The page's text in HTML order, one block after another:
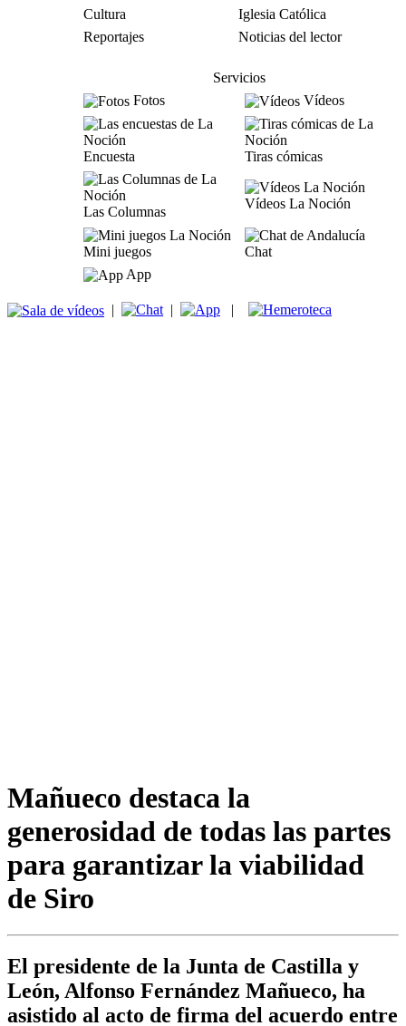
Cultura
Iglesia Católica
Reportajes
Noticias del lector
Servicios
Fotos
Vídeos
Encuesta Tiras cómicas
Las Columnas
Vídeos La Noción
Mini juegos
Chat
App
| | |
Mañueco destaca la
generosidad de todas las partes
para garantizar la viabilidad
de Siro
El presidente de la Junta de Castilla y
León, Alfonso Fernández Mañueco, ha
asistido al acto de firma del acuerdo entre